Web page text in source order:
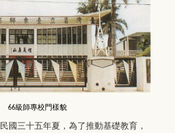
66級師專校門樣貌
三十五年夏，為了推動基礎教育，